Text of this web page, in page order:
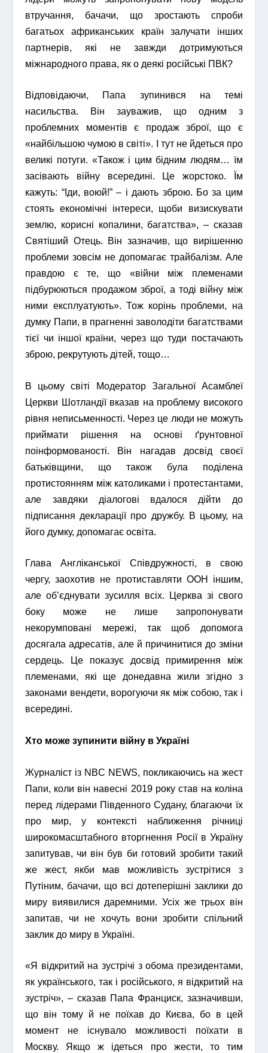
втручання, бачачи, що зростають спроби
багатьох африканських країн залучати інших
партнерів, які не завжди дотримуються
міжнародного права, як о деякі російські ПВК?
Відповідаючи, Папа зупинився на темі
насильства. Він зауважив, що одним з
проблемних моментів є продаж зброї, що є
«найбільшою чумою в світі». І тут не йдеться про
великі потуги. «Також і цим бідним людям… їм
засівають війну всередині. Це жорстоко. Їм
кажуть: “Іди, воюй!” – і дають зброю. Бо за цим
стоять економічні інтереси, щоби визискувати
землю, корисні копалини, багатства», – сказав
Святіший Отець. Він зазначив, що вирішенню
проблеми зовсім не допомагає трайбалізм. Але
правдою є те, що «війни між племенами
підбурюються продажом зброї, а тоді війну між
ними експлуатують». Тож корінь проблеми, на
думку Папи, в прагненні заволодіти багатствами
тієї чи іншої країни, через що туди постачають
зброю, рекрутують дітей, тощо…
В цьому світі Модератор Загальної Асамблеї
Церкви Шотландії вказав на проблему високого
рівня неписьменності. Через це люди не можуть
приймати рішення на основі ґрунтовної
поінформованості. Він нагадав досвід своєї
батьківщини, що також була поділена
протистоянням між католиками і протестантами,
але завдяки діалогові вдалося дійти до
підписання декларації про дружбу. В цьому, на
його думку, допомагає освіта.
Глава Англіканської Співдружності, в свою
чергу, заохотив не протиставляти ООН іншим,
але об’єднувати зусилля всіх. Церква зі свого
боку може не лише запропонувати
некорумповані мережі, так щоб допомога
досягала адресатів, але й причинитися до зміни
сердець. Це показує досвід примирення між
племенами, які ще донедавна жили згідно з
законами вендети, ворогуючи як між собою, так і
всередині.
Хто може зупинити війну в Україні
Журналіст із NBC NEWS, покликаючись на жест
Папи, коли він навесні 2019 року став на коліна
перед лідерами Південного Судану, благаючи їх
про мир, у контексті наближення річниці
широкомасштабного вторгнення Росії в Україну
запитував, чи він був би готовий зробити такий
же жест, якби мав можливість зустрітися з
Путіним, бачачи, що всі дотеперішні заклики до
миру виявилися даремними. Усіх же трьох він
запитав, чи не хочуть вони зробити спільний
заклик до миру в Україні.
«Я відкритий на зустрічі з обома президентами,
як українського, так і російського, я відкритий на
зустріч», – сказав Папа Франциск, зазначивши,
що він тому й не поїхав до Києва, бо в цей
момент не існувало можливості поїхати в
Москву. Якщо ж ідеться про жести, то тим